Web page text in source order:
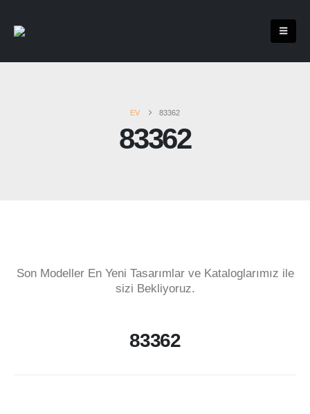
EV 83362
83362
Son Modeller En Yeni Tasarımlar ve Kataloglarımız ile
sizi Bekliyoruz.
83362